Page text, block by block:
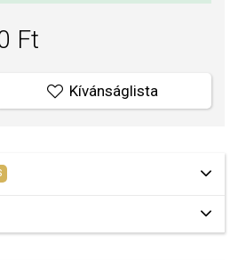
forgalmazója. Biztos lehet
márkás csomagolásban.
Ft
Kívánságlista